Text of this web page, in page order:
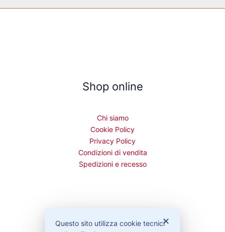
Shop online
Chi siamo
Cookie Policy
Privacy Policy
Condizioni di vendita
Spedizioni e recesso
✕
Questo sito utilizza cookie tecnici